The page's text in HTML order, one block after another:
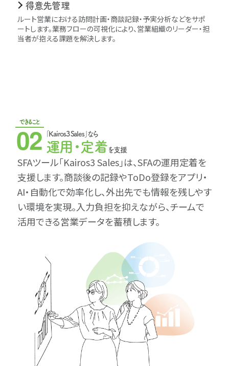
得意先管理
ルート営業における訪問計画・商談記録・予実分析などをサポ
ートします。業務フローの可視化により、営業組織のリーダー・担
当者が抱える課題を解決します。
できること
02 ｢Kairos3 Sales｣なら
運用・定着 を支援
SFAツール｢Kairos3 Sales｣は、SFAの運用定着を
支援します。商談後の記録やToDo登録をアプリ・
AI・自動化で効率化し、外出先でも情報を残しやす
い環境を実現。入力負担を抑えながら、チームで
活用できる営業データを蓄積します。